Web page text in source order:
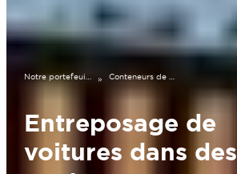
Notre portefeuille » Conteneurs de garage de 40 pieds
Entreposage de
voitures dans des